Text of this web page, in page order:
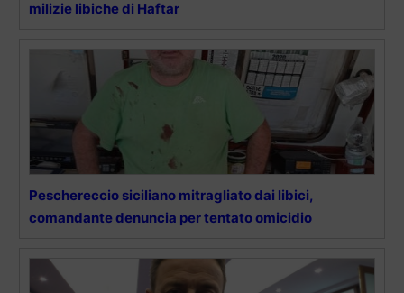
milizie libiche di Haftar
Peschereccio siciliano mitragliato dai libici,
comandante denuncia per tentato omicidio